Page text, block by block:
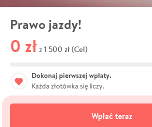
Prawo jazdy!
0 zł z 1 500 zł (Cel)
Dokonaj pierwszej wpłaty.
Każda złotówka się liczy.
Wpłać teraz